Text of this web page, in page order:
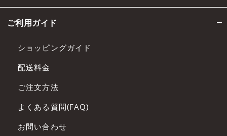
ご利用ガイド
ショッピングガイド
配送料金
ご注文方法
よくある質問(FAQ)
お問い合わせ